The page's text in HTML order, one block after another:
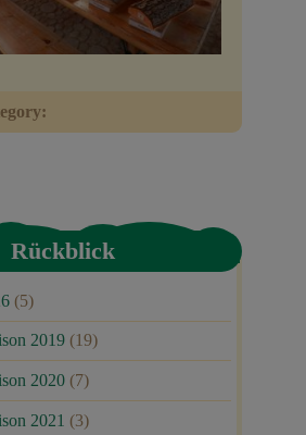
Rückblick
(5)
2019 (19)
2020 (7)
2021 (3)